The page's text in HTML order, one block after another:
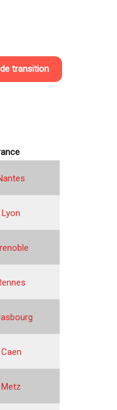
transition